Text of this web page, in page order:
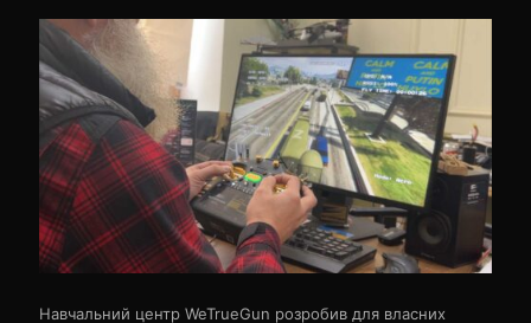
Навчальний центр WeTrueGun розробив для власних